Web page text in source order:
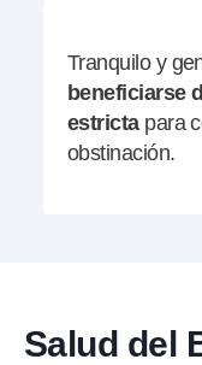
Tranquilo y
beneficiarse
estrictapara
obstinación.
Salud del